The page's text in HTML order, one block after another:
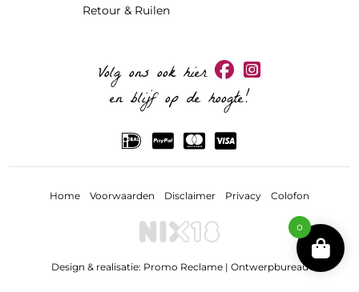
Retour & Ruilen
Volg ons ook hier
en blijf op de hoogte!
Home Voorwaarden Disclaimer Privacy Colofon
Design & realisatie: Promo Reclame | Ontwerpbureau
0